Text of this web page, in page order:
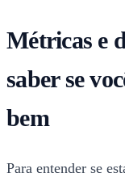
Métricas e
saber se
bem
Para entender se